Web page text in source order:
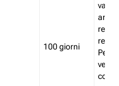
100 giorni